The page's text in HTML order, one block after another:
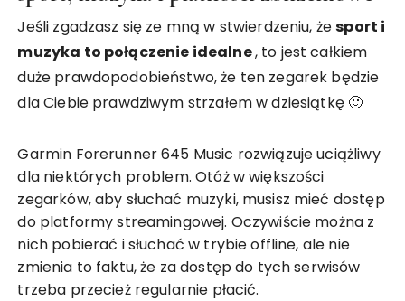
Jeśli zgadzasz się ze mną w stwierdzeniu, żesport i
muzyka to połączenie idealne, to jest całkiem
duże prawdopodobieństwo, że ten zegarek będzie
dla Ciebie prawdziwym strzałem w dziesiątkę 🙂
Garmin Forerunner 645 Music rozwiązuje uciążliwy
dla niektórych problem. Otóż w większości
zegarków, aby słuchać muzyki, musisz mieć dostęp
do platformy streamingowej. Oczywiście można z
nich pobierać i słuchać w trybie offline, ale nie
zmienia to faktu, że za dostęp do tych serwisów
trzeba przecież regularnie płacić.